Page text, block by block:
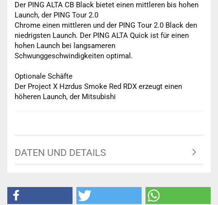
Der PING ALTA CB Black bietet einen mittleren bis hohen
Launch, der PING Tour 2.0
Chrome einen mittleren und der PING Tour 2.0 Black den
niedrigsten Launch. Der PING ALTA Quick ist für einen
hohen Launch bei langsameren
Schwunggeschwindigkeiten optimal.
Optionale Schäfte
Der Project X Hzrdus Smoke Red RDX erzeugt einen
höheren Launch, der Mitsubishi
DATEN UND DETAILS